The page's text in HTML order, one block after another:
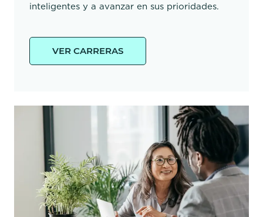
inteligentes y a avanzar en sus prioridades.
VER CARRERAS